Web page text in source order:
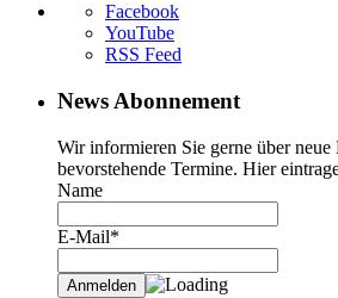
Facebook
YouTube
RSS Feed
News Abonnement
Wir informieren Sie gerne über neue
bevorstehende Termine. Hier
Name
E-Mail*